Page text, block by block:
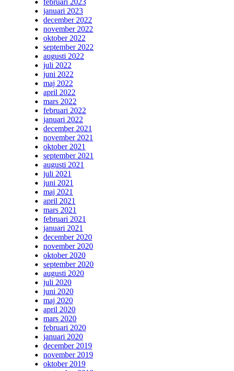
februari 2023
januari 2023
december 2022
november 2022
oktober 2022
september 2022
augusti 2022
juli 2022
juni 2022
maj 2022
april 2022
mars 2022
februari 2022
januari 2022
december 2021
november 2021
oktober 2021
september 2021
augusti 2021
juli 2021
juni 2021
maj 2021
april 2021
mars 2021
februari 2021
januari 2021
december 2020
november 2020
oktober 2020
september 2020
augusti 2020
juli 2020
juni 2020
maj 2020
april 2020
mars 2020
februari 2020
januari 2020
december 2019
november 2019
oktober 2019